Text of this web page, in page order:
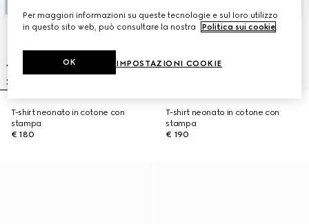
T-shirt neonato in cotone con
stampa
€ 180
T-shirt neonato in cotone con
stampa
€ 190
Per maggiori informazioni su queste tecnologie e sul loro utilizzo
in questo sito web, può consultare la nostra
Politica sui cookie.
IMPOSTAZIONI COOKIE
OK